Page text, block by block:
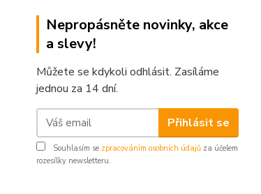
Nepropásněte novinky, akce
a slevy!
Můžete se kdykoli odhlásit. Zasíláme
jednou za 14 dní.
Přihlásit se
Souhlasím se zpracováním osobních údajů za účelem
rozesílky newsletteru.